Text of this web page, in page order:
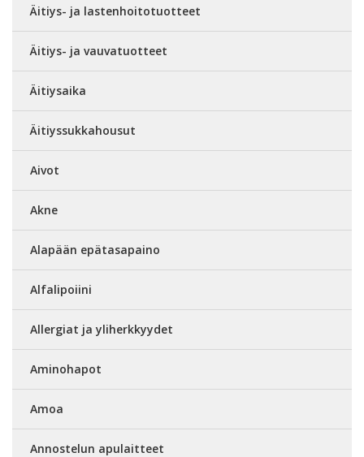
Äitiys- ja lastenhoitotuotteet
Äitiys- ja vauvatuotteet
Äitiysaika
Äitiyssukkahousut
Aivot
Akne
Alapään epätasapaino
Alfalipoiini
Allergiat ja yliherkkyydet
Aminohapot
Amoa
Annostelun apulaitteet